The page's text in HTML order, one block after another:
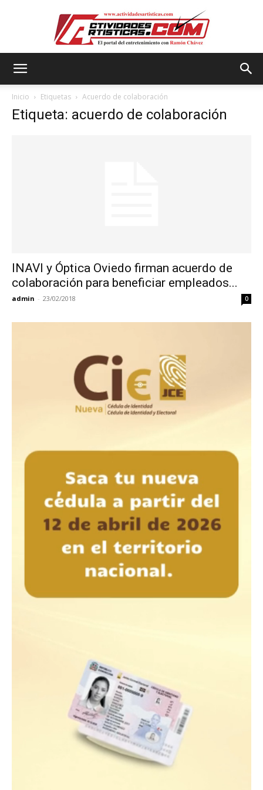
Inicio Etiquetas Acuerdo de colaboración
Etiqueta: acuerdo de colaboración
INAVI y Óptica Oviedo firman acuerdo de
colaboración para beneficiar empleados...
admin - 23/02/2018 0